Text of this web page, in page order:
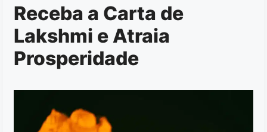
Receba a Carta de
Lakshmi e Atraia
Prosperidade